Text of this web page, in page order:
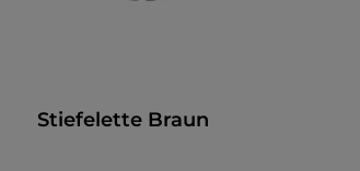
Stiefelette Braun